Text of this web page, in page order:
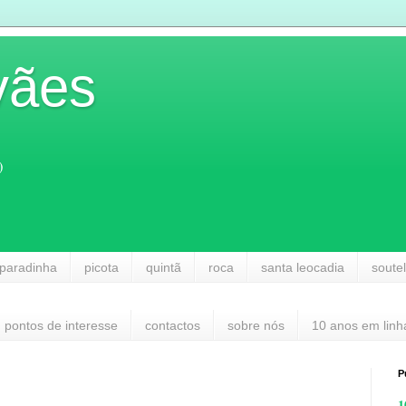
picota quintã roca santa leocadia
pontos de interesse contactos sobre nós 10 anos em